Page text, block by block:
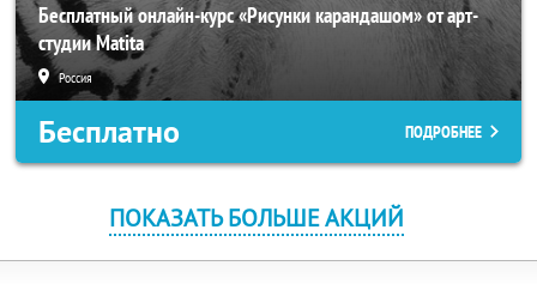
Бесплатный онлайн-курс «Рисунки карандашом» от арт-
студии Matita
Россия
Бесплатно ПОДРОБНЕЕ
ПОКАЗАТЬ БОЛЬШЕ АКЦИЙ